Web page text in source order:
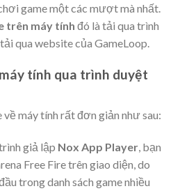
game một các mượt mà nhất.
trên máy tính đó là tải qua trình
qua website của GameLoop.
tính qua trình duyệt
máy tính rất đơn giản như sau:
giả lập Nox App Player, bạn
Free Fire trên giao diện, do
trong danh sách game nhiều